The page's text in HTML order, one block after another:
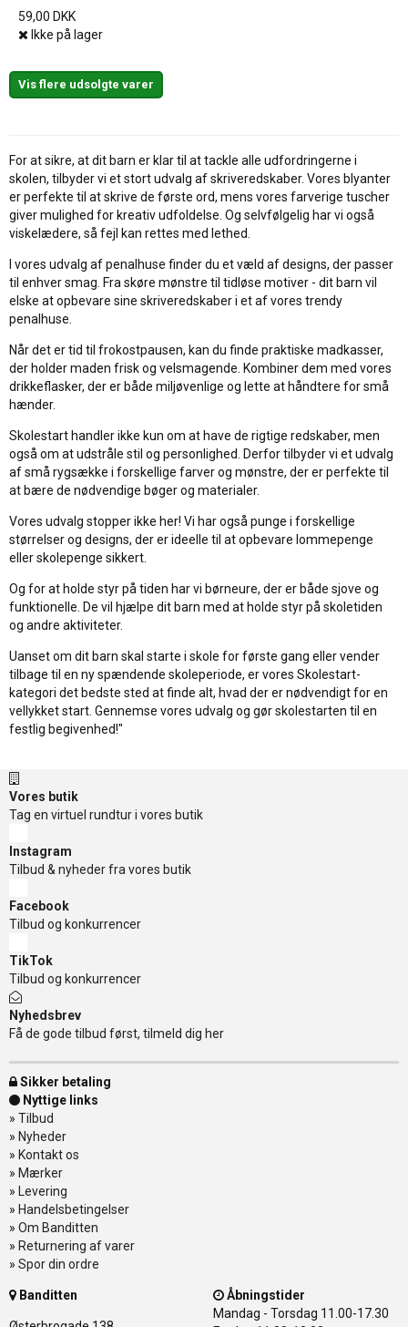
59,00 DKK
Ikke på lager
Vis flere udsolgte varer
For at sikre, at dit barn er klar til at tackle alle udfordringerne i
skolen, tilbyder vi et stort udvalg af skriveredskaber. Vores blyanter
er perfekte til at skrive de første ord, mens vores farverige tuscher
giver mulighed for kreativ udfoldelse. Og selvfølgelig har vi også
viskelædere, så fejl kan rettes med lethed.
I vores udvalg af penalhuse finder du et væld af designs, der passer
til enhver smag. Fra skøre mønstre til tidløse motiver - dit barn vil
elske at opbevare sine skriveredskaber i et af vores trendy
penalhuse.
Når det er tid til frokostpausen, kan du finde praktiske madkasser,
der holder maden frisk og velsmagende. Kombiner dem med vores
drikkeflasker, der er både miljøvenlige og lette at håndtere for små
hænder.
Skolestart handler ikke kun om at have de rigtige redskaber, men
også om at udstråle stil og personlighed. Derfor tilbyder vi et udvalg
af små rygsække i forskellige farver og mønstre, der er perfekte til
at bære de nødvendige bøger og materialer.
Vores udvalg stopper ikke her! Vi har også punge i forskellige
størrelser og designs, der er ideelle til at opbevare lommepenge
eller skolepenge sikkert.
Og for at holde styr på tiden har vi børneure, der er både sjove og
funktionelle. De vil hjælpe dit barn med at holde styr på skoletiden
og andre aktiviteter.
Uanset om dit barn skal starte i skole for første gang eller vender
tilbage til en ny spændende skoleperiode, er vores Skolestart-
kategori det bedste sted at finde alt, hvad der er nødvendigt for en
vellykket start. Gennemse vores udvalg og gør skolestarten til en
festlig begivenhed!"
Vores butik
Tag en virtuel rundtur i vores butik
Instagram
Tilbud & nyheder fra vores butik
Facebook
Tilbud og konkurrencer
TikTok
Tilbud og konkurrencer
Nyhedsbrev
Få de gode tilbud først, tilmeld dig her
Sikker betaling
Nyttige links
» Tilbud
» Nyheder
» Kontakt os
» Mærker
» Levering
» Handelsbetingelser
» Om Banditten
» Returnering af varer
» Spor din ordre
Banditten
Åbningstider
Mandag - Torsdag 11.00-17.30